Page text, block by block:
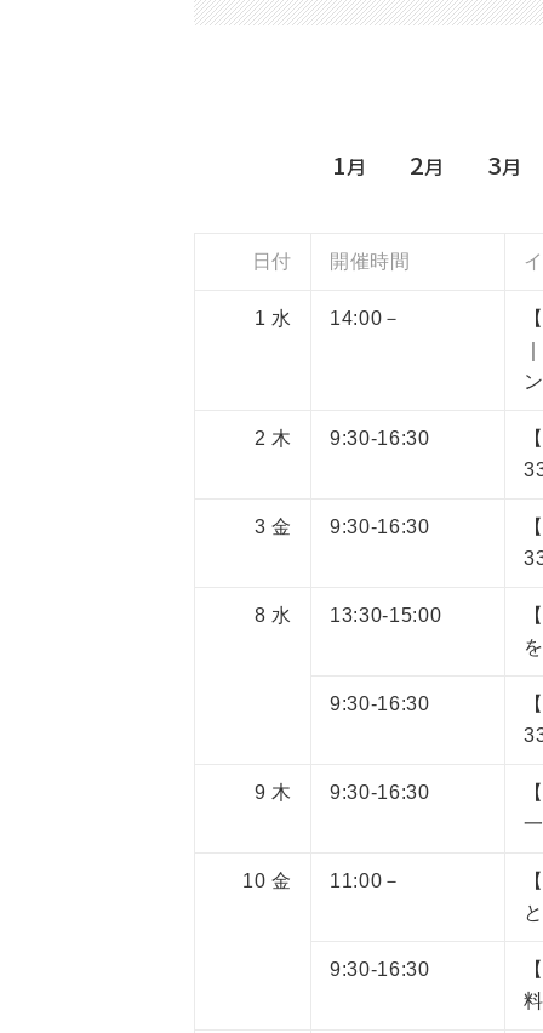
1月 2月 3月
日付 開催時間
1 水 14:00－
2 木 9:30-16:30
3金 9:30-16:30
8 水 13:30-15:00
9:30-16:30
9 木 9:30-16:30
10金 11:00－
9:30-16:30